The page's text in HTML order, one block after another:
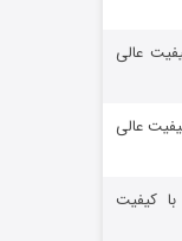
عالی
عالی
با کیفیت